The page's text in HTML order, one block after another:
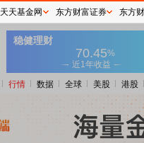
行情 数据 全球 美股 港股
天天基金网 东方财富证券 东方